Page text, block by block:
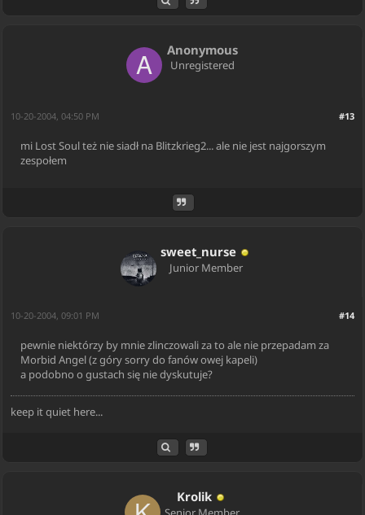
Anonymous
Unregistered
#13
10-20-2004, 04:50 PM
mi Lost Soul też nie siadł na Blitzkrieg2... ale nie jest najgorszym
zespołem
sweet_nurse
Junior Member
#14
10-20-2004, 09:01 PM
pewnie niektórzy by mnie zlinczowali za to ale nie przepadam za
Morbid Angel (z góry sorry do fanów owej kapeli)
a podobno o gustach się nie dyskutuje?
keep it quiet here...
Krolik